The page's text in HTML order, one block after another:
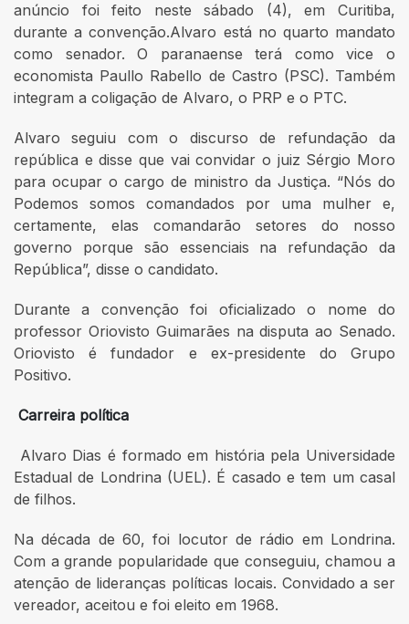
anúncio foi feito neste sábado (4), em Curitiba,
durante a convenção.Alvaro está no quarto mandato
como senador. O paranaense terá como vice o
economista Paullo Rabello de Castro (PSC). Também
integram a coligação de Alvaro, o PRP e o PTC.
Alvaro seguiu com o discurso de refundação da
república e disse que vai convidar o juiz Sérgio Moro
para ocupar o cargo de ministro da Justiça. “Nós do
Podemos somos comandados por uma mulher e,
certamente, elas comandarão setores do nosso
governo porque são essenciais na refundação da
República”, disse o candidato.
Durante a convenção foi oficializado o nome do
professor Oriovisto Guimarães na disputa ao Senado.
Oriovisto é fundador e ex-presidente do Grupo
Positivo.
Carreira política
Alvaro Dias é formado em história pela Universidade
Estadual de Londrina (UEL). É casado e tem um casal
de filhos.
Na década de 60, foi locutor de rádio em Londrina.
Com a grande popularidade que conseguiu, chamou a
atenção de lideranças políticas locais. Convidado a ser
vereador, aceitou e foi eleito em 1968.